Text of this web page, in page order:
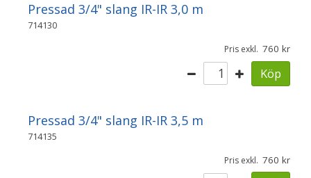
Pressad 3/4" slang IR-IR 3,0 m
714130
Pris exkl. 760
Köp
Pressad 3/4" slang IR-IR 3,5 m
714135
Pris exkl. 760